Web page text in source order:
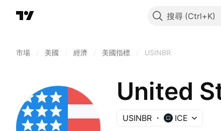
搜尋
市場 美國 經濟 美國指標 USINBR
United
USINBR ICE